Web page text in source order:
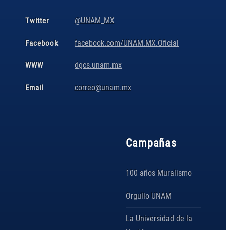
Campañas
100 años Muralismo
Orgullo UNAM
La Universidad de la
Twitter @UNAM_MX
Facebook facebook.com/UNAM.MX.Oficial
WWW dgcs.unam.mx
Email correo@unam.mx